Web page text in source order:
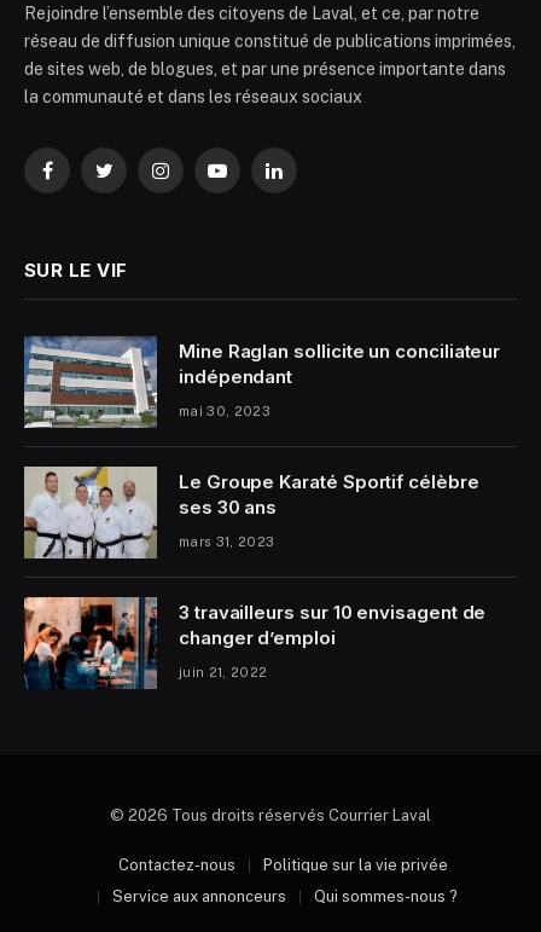
Rejoindre l’ensemble des citoyens de Laval, et ce, par notre
réseau de diffusion unique constitué de publications imprimées,
de sites web, de blogues, et par une présence importante dans
la communauté et dans les réseaux sociaux
FacebookTwitterInstagramYouTubeLinkedIn
SUR LE VIF
Mine Raglan sollicite un conciliateur
indépendant
mai 30, 2023
Le Groupe Karaté Sportif célèbre
ses 30 ans
mars 31, 2023
3 travailleurs sur 10 envisagent de
changer d’emploi
juin 21, 2022
© 2026 Tous droits réservés Courrier Laval
Contactez-nous
Politique sur la vie privée
Service aux annonceurs
Qui sommes-nous ?